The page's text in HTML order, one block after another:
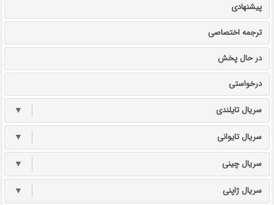
پیشنهادی
ترجمه اختصاصی
در حال پخش
درخواستی
سریال تایلندی ▼
سریال تایوانی ▼
سریال چینی ▼
سریال ژاپنی ▼